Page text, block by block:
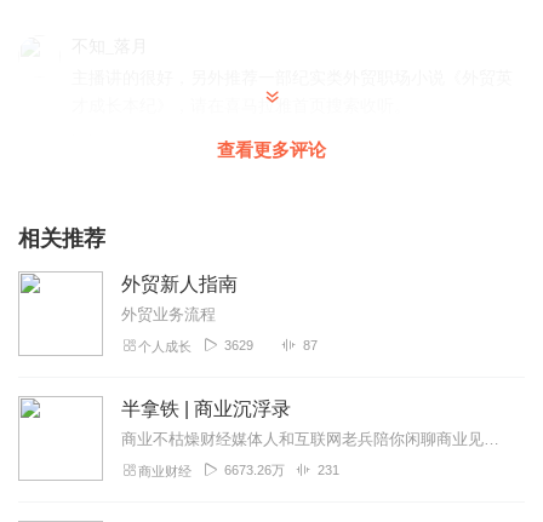
才成长本纪》，请在喜马拉雅首页搜索收听。
查看更多评论
相关推荐
外贸新人指南
外贸业务流程
个人成长 3629 87
半拿铁 | 商业沉浮录
商业不枯燥财经媒体人和互联网老兵陪你闲聊商业见闻。来杯半拿铁，边喝边唠。
商业财经 6673.26万 231